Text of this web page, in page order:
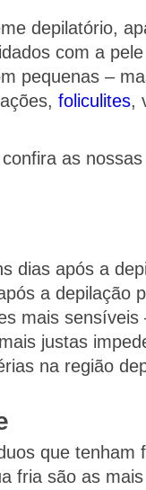
depilatório,
com a
pequenas –
foliculites,
as
dias após a
a depilação
mais
justas
na região
que tenham
fria são as